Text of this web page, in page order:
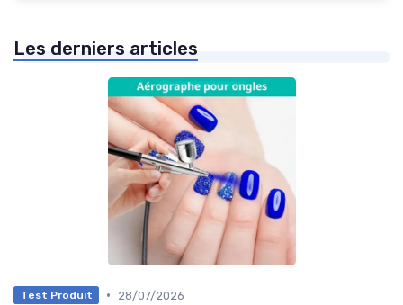
Les derniers articles
Test Produit • 28/07/2026